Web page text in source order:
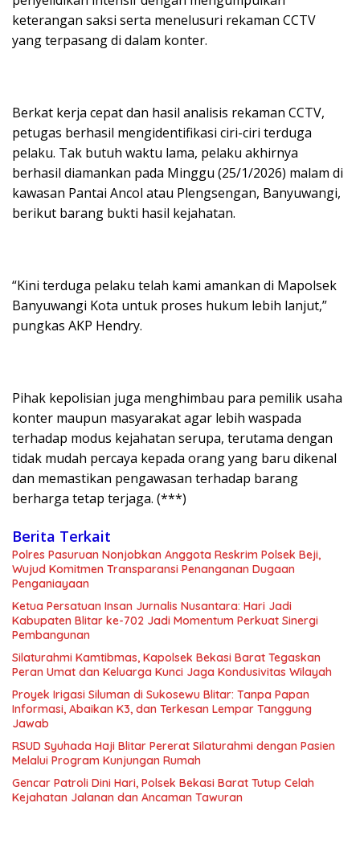
keterangan saksi serta menelusuri rekaman CCTV
yang terpasang di dalam konter.
Berkat kerja cepat dan hasil analisis rekaman CCTV,
petugas berhasil mengidentifikasi ciri-ciri terduga
pelaku. Tak butuh waktu lama, pelaku akhirnya
berhasil diamankan pada Minggu (25/1/2026) malam di
kawasan Pantai Ancol atau Plengsengan, Banyuwangi,
berikut barang bukti hasil kejahatan.
“Kini terduga pelaku telah kami amankan di Mapolsek
Banyuwangi Kota untuk proses hukum lebih lanjut,”
pungkas AKP Hendry.
Pihak kepolisian juga menghimbau para pemilik usaha
konter maupun masyarakat agar lebih waspada
terhadap modus kejahatan serupa, terutama dengan
tidak mudah percaya kepada orang yang baru dikenal
dan memastikan pengawasan terhadap barang
berharga tetap terjaga. (***)
Berita Terkait
Polres Pasuruan Nonjobkan Anggota Reskrim Polsek Beji,
Wujud Komitmen Transparansi Penanganan Dugaan
Penganiayaan
Ketua Persatuan Insan Jurnalis Nusantara: Hari Jadi
Kabupaten Blitar ke-702 Jadi Momentum Perkuat Sinergi
Pembangunan
Silaturahmi Kamtibmas, Kapolsek Bekasi Barat Tegaskan
Peran Umat dan Keluarga Kunci Jaga Kondusivitas Wilayah
Proyek Irigasi Siluman di Sukosewu Blitar: Tanpa Papan
Informasi, Abaikan K3, dan Terkesan Lempar Tanggung
Jawab
RSUD Syuhada Haji Blitar Pererat Silaturahmi dengan Pasien
Melalui Program Kunjungan Rumah
Gencar Patroli Dini Hari, Polsek Bekasi Barat Tutup Celah
Kejahatan Jalanan dan Ancaman Tawuran